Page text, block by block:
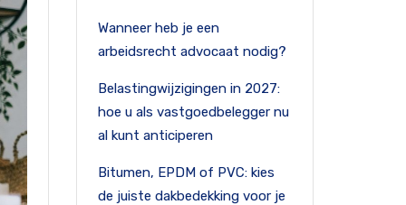
Wanneer heb je een
arbeidsrecht advocaat nodig?
Belastingwijzigingen in 2027:
hoe u als vastgoedbelegger nu
al kunt anticiperen
Bitumen, EPDM of PVC: kies
de juiste dakbedekking voor je